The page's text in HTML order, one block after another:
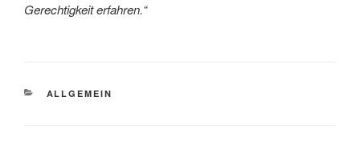
Gerechtigkeit erfahren.“
KATEGORIEN
ALLGEMEIN